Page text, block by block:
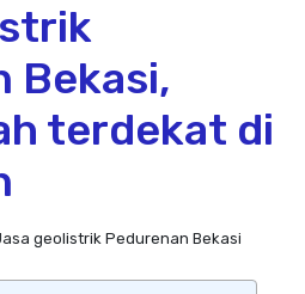
Bekasi,
terdekat di
geolistrik Pedurenan Bekasi